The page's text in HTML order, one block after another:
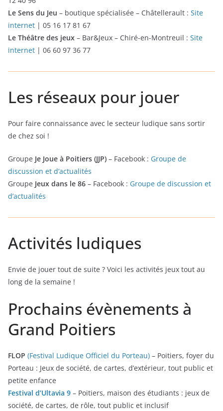
Le Sens du Jeu – boutique spécialisée – Châtellerault : Site
internet | 05 16 17 81 67
Le Théâtre des jeux – Bar&Jeux – Chiré-en-Montreuil : Site
internet | 06 60 97 36 77
Les réseaux pour jouer
Pour faire connaissance avec le secteur ludique sans sortir
de chez soi !
Groupe Je Joue à Poitiers (JJP) – Facebook : Groupe de
discussion et d’actualités
Groupe Jeux dans le 86 – Facebook : Groupe de discussion et
d’actualités
Activités ludiques
Envie de jouer tout de suite ? Voici les activités jeux tout au
long de la semaine !
Prochains évènements à
Grand Poitiers
FLOP (Festival Ludique Officiel du Porteau) – Poitiers, foyer du
Porteau : Jeux de société, de cartes, d’extérieur, tout public et
petite enfance
Festival d’Ultavia 9 – Poitiers, maison des étudiants : jeux de
société, de cartes, de rôle, tout public et inclusif